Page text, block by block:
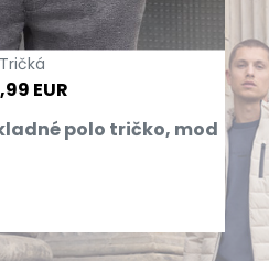
Tričká
EUR
polo tričko, mod